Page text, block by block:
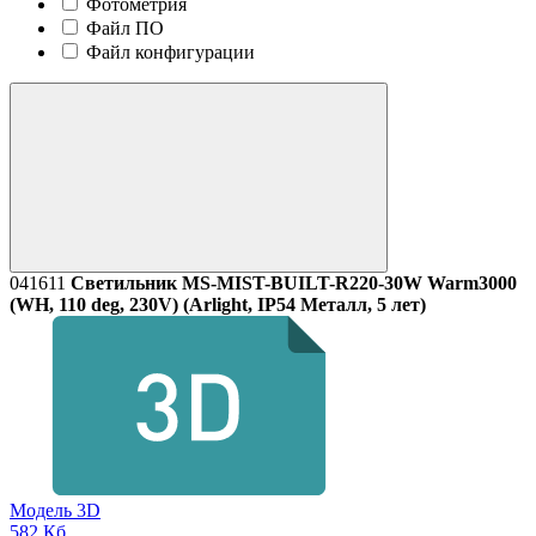
Фотометрия
Файл ПО
Файл конфигурации
041611 Светильник MS-MIST-BUILT-R220-30W Warm3000
(WH, 110 deg, 230V) (Arlight, IP54 Металл, 5 лет)
Модель 3D